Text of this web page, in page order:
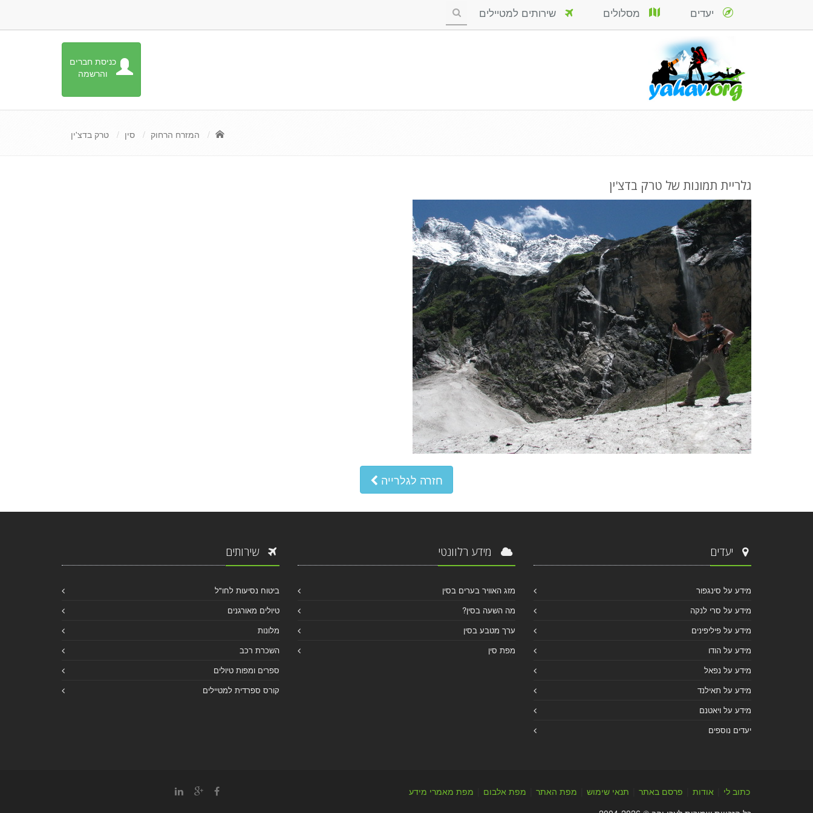
כניסת חברים
והרשמה
יעדים מסלולים שירותים למטיילים
המזרח הרחוק סין טרק בדצ'ין
גלריית תמונות של טרק בדצ'ין
חזרה לגלרייה
יעדים
מידע על סינגפור
מידע על סרי לנקה
מידע על פיליפינים
מידע על הודו
מידע על נפאל
מידע על תאילנד
מידע על ויאטנם
יעדים נוספים
מידע רלוונטי
מזג האוויר בערים בסין
מה השעה בסין?
ערך מטבע בסין
מפת סין
שירותים
ביטוח נסיעות לחו"ל
טיולים מאורגנים
מלונות
השכרת רכב
ספרים ומפות טיולים
קורס ספרדית למטיילים
כתוב לי אודות פרסם באתר תנאי שימוש מפת האתר מפת אלבום
מפת מאמרי מידע